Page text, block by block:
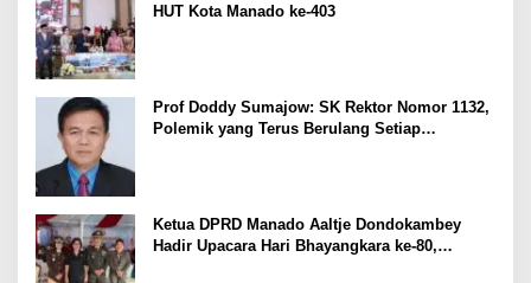
HUT Kota Manado ke-403
Prof Doddy Sumajow: SK Rektor Nomor 1132,
Polemik yang Terus Berulang Setiap
Ketua DPRD Manado Aaltje Dondokambey
Hadir Upacara Hari Bhayangkara ke-80,